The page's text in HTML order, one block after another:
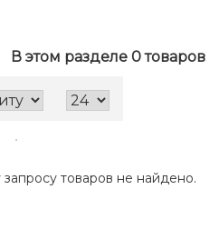
В этом разделе 0 товаров
товаров не найдено.